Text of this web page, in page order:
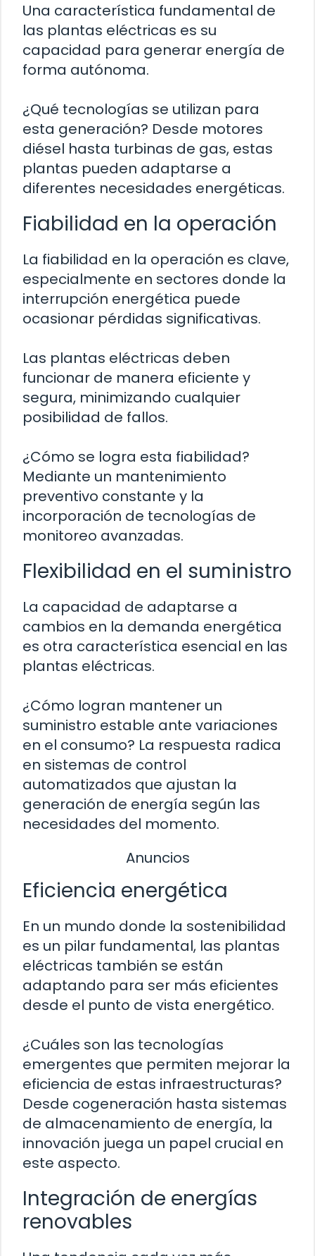
Una característica fundamental de
las plantas eléctricas es su
capacidad para generar energía de
forma autónoma.
¿Qué tecnologías se utilizan para
esta generación? Desde motores
diésel hasta turbinas de gas, estas
plantas pueden adaptarse a
diferentes necesidades energéticas.
Fiabilidad en la operación
La fiabilidad en la operación es clave,
especialmente en sectores donde la
interrupción energética puede
ocasionar pérdidas significativas.
Las plantas eléctricas deben
funcionar de manera eficiente y
segura, minimizando cualquier
posibilidad de fallos.
¿Cómo se logra esta fiabilidad?
Mediante un mantenimiento
preventivo constante y la
incorporación de tecnologías de
monitoreo avanzadas.
Flexibilidad en el suministro
La capacidad de adaptarse a
cambios en la demanda energética
es otra característica esencial en las
plantas eléctricas.
¿Cómo logran mantener un
suministro estable ante variaciones
en el consumo? La respuesta radica
en sistemas de control
automatizados que ajustan la
generación de energía según las
necesidades del momento.
Anuncios
Eficiencia energética
En un mundo donde la sostenibilidad
es un pilar fundamental, las plantas
eléctricas también se están
adaptando para ser más eficientes
desde el punto de vista energético.
¿Cuáles son las tecnologías
emergentes que permiten mejorar la
eficiencia de estas infraestructuras?
Desde cogeneración hasta sistemas
de almacenamiento de energía, la
innovación juega un papel crucial en
este aspecto.
Integración de energías
renovables